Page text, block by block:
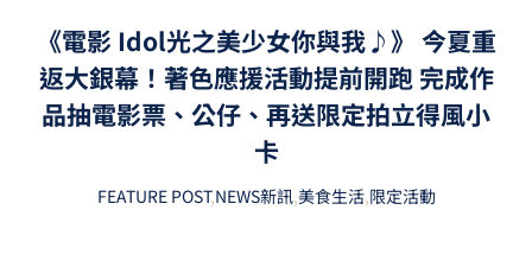
《電影 Idol光之美少女你與我♪》 今夏重
返大銀幕！著色應援活動提前開跑 完成作
品抽電影票、公仔、再送限定拍立得風小
卡
FEATURE POST,NEWS新訊,美食生活,限定活動